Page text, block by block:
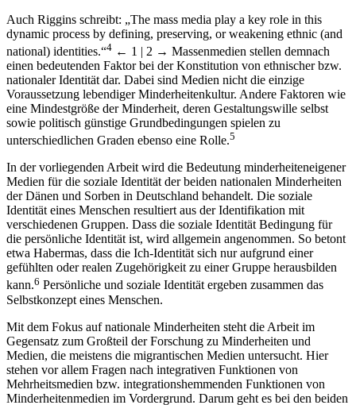
Auch Riggins schreibt: „The mass media play a key role in this
dynamic process by defining, preserving, or weakening ethnic (and
national) identities.“4 ← 1 | 2 → Massenmedien stellen demnach
einen bedeutenden Faktor bei der Konstitution von ethnischer bzw.
nationaler Identität dar. Dabei sind Medien nicht die einzige
Voraussetzung lebendiger Minderheitenkultur. Andere Faktoren wie
eine Mindestgröße der Minderheit, deren Gestaltungswille selbst
sowie politisch günstige Grundbedingungen spielen zu
unterschiedlichen Graden ebenso eine Rolle.5
In der vorliegenden Arbeit wird die Bedeutung minderheiteneigener
Medien für die soziale Identität der beiden nationalen Minderheiten
der Dänen und Sorben in Deutschland behandelt. Die soziale
Identität eines Menschen resultiert aus der Identifikation mit
verschiedenen Gruppen. Dass die soziale Identität Bedingung für
die persönliche Identität ist, wird allgemein angenommen. So betont
etwa Habermas, dass die Ich-Identität sich nur aufgrund einer
gefühlten oder realen Zugehörigkeit zu einer Gruppe herausbilden
kann.6 Persönliche und soziale Identität ergeben zusammen das
Selbstkonzept eines Menschen.
Mit dem Fokus auf nationale Minderheiten steht die Arbeit im
Gegensatz zum Großteil der Forschung zu Minderheiten und
Medien, die meistens die migrantischen Medien untersucht. Hier
stehen vor allem Fragen nach integrativen Funktionen von
Mehrheitsmedien bzw. integrationshemmenden Funktionen von
Minderheitenmedien im Vordergrund. Darum geht es bei den beiden